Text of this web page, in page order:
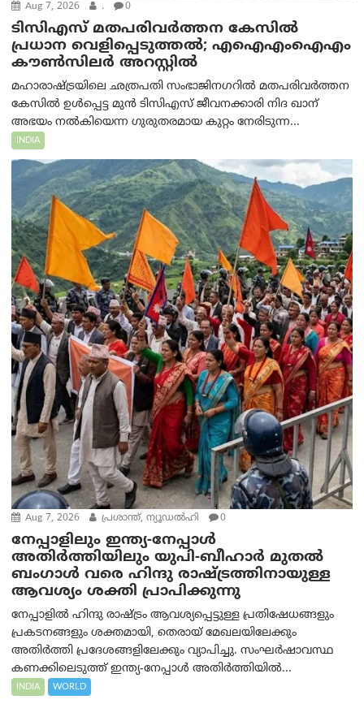
Aug 7, 2026 . 0
ടിസിഎസ് മതപരിവർത്തന കേസിൽ
പ്രധാന വെളിപ്പെടുത്തൽ; എഐഎംഐഎം
കൗൺസിലർ അറസ്റ്റിൽ
മഹാരാഷ്ട്രയിലെ ഛത്രപതി സംഭാജിനഗറിൽ മതപരിവർത്തന
കേസിൽ ഉൾപ്പെട്ട മുൻ ടിസിഎസ് ജീവനക്കാരി നിദ ഖാന്
അഭയം നൽകിയെന്ന ഗുരുതരമായ കുറ്റം നേരിടുന്ന...
INDIA
Aug 7, 2026 പ്രശാന്ത്, ന്യൂഡല്‍ഹി 0
നേപ്പാളിലും ഇന്ത്യ-നേപ്പാൾ
അതിർത്തിയിലും യുപി-ബീഹാർ മുതൽ
ബംഗാൾ വരെ ഹിന്ദു രാഷ്ട്രത്തിനായുള്ള
ആവശ്യം ശക്തി പ്രാപിക്കുന്നു
നേപ്പാളിൽ ഹിന്ദു രാഷ്ട്രം ആവശ്യപ്പെട്ടുള്ള പ്രതിഷേധങ്ങളും
പ്രകടനങ്ങളും ശക്തമായി, തെരായ് മേഖലയിലേക്കും
അതിർത്തി പ്രദേശങ്ങളിലേക്കും വ്യാപിച്ചു. സംഘർഷാവസ്ഥ
കണക്കിലെടുത്ത് ഇന്ത്യ-നേപ്പാൾ അതിർത്തിയിൽ...
INDIA WORLD